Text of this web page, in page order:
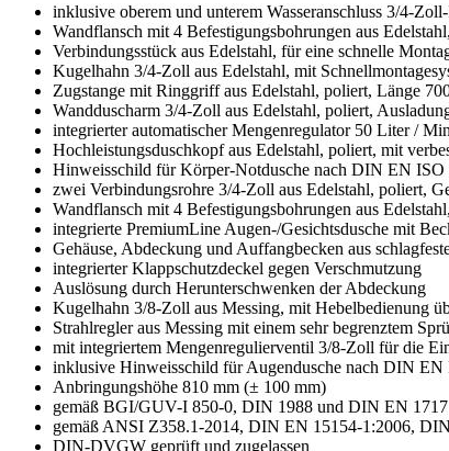
inklusive oberem und unterem Wasseranschluss 3/4-
Wandflansch mit 4 Befestigungsbohrungen aus
Verbindungsstück aus Edelstahl, für eine schnelle
Kugelhahn 3/4-Zoll aus Edelstahl, mit
Zugstange mit Ringgriff aus Edelstahl, poliert, Länge
Wandduscharm 3/4-Zoll aus Edelstahl, poliert,
integrierter automatischer Mengenregulator 50 Liter /
Hochleistungsduschkopf aus Edelstahl, poliert, mit
Hinweisschild für Körper-Notdusche nach DIN EN ISO
zwei Verbindungsrohre 3/4-Zoll aus Edelstahl, poliert,
Wandflansch mit 4 Befestigungsbohrungen aus
integrierte PremiumLine Augen-/Gesichtsdusche mit
Gehäuse, Abdeckung und Auffangbecken aus
integrierter Klappschutzdeckel gegen Verschmutzung
Auslösung durch Herunterschwenken der Abdeckung
Kugelhahn 3/8-Zoll aus Messing, mit Hebelbedienung
Strahlregler aus Messing mit einem sehr begrenztem
mit integriertem Mengenregulierventil 3/8-Zoll für die
inklusive Hinweisschild für Augendusche nach DIN
Anbringungshöhe 810 mm (± 100 mm)
gemäß BGI/GUV-I 850-0, DIN 1988 und DIN EN 1717
gemäß ANSI Z358.1-2014, DIN EN 15154-1:2006,
DIN-DVGW geprüft und zugelassen